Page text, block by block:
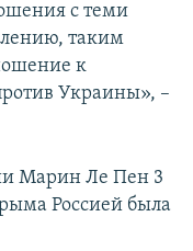
с теми
таким
к
Украины», –
Марин Ле Пен 3
Россией была